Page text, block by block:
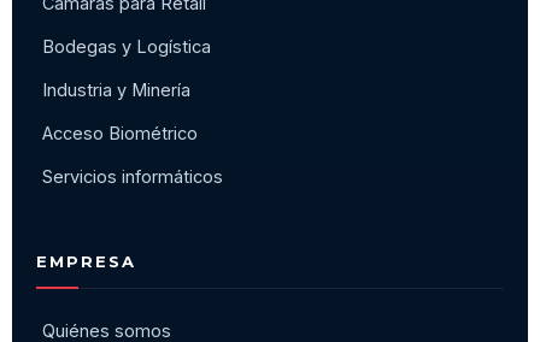
Bodegas y Logística
Industria y Minería
Acceso Biométrico
Servicios informáticos
EMPRESA
Quiénes somos